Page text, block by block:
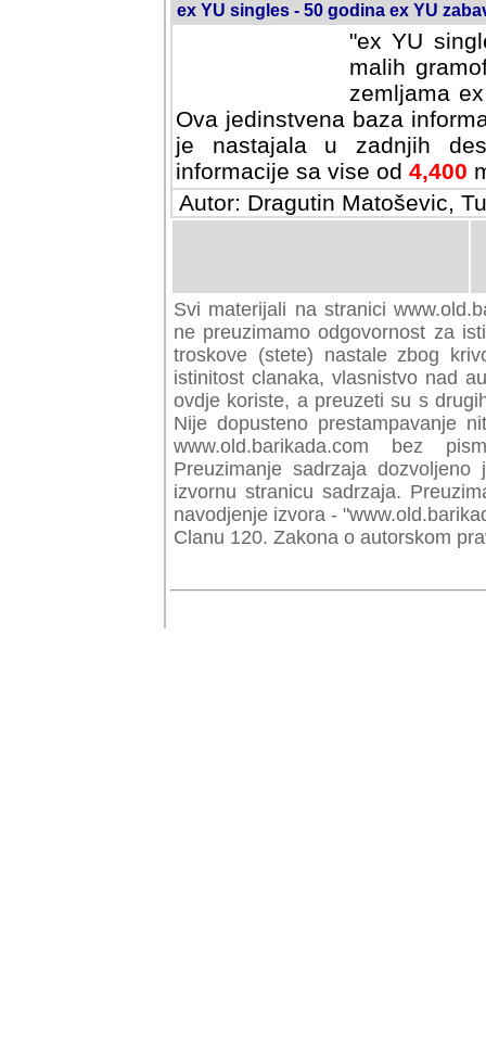
ex YU singles - 50 godina ex YU
"ex YU
malih
zemljama
Ova jedinstvena baza
je nastajala u zadnjih
informacije sa vise od 4,400
Autor: Dragutin Matoševic,
Svi materijali na stranici
preuzimamo odgovornost za
troskove (stete) nastale zbog
istinitost clanaka, vlasnistvo nad
ovdje koriste, a preuzeti su s
Nije dopusteno prestampavanje
www.old.barikada.com bez
Preuzimanje sadrzaja
izvornu stranicu sadrzaja.
navodjenje izvora -
Clanu 120. Zakona o autorskom